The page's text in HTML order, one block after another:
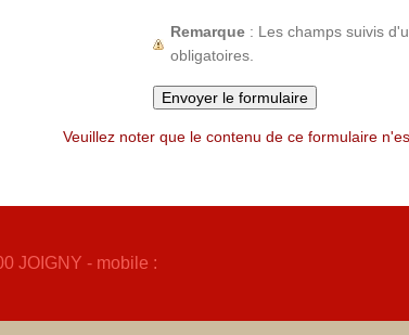
Remarque : Les champs suivis
obligatoires.
Veuillez noter que le contenu de ce formulaire
JOIGNY - mobile :